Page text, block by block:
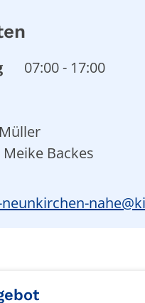
07:00- 17:00
Meike Backes